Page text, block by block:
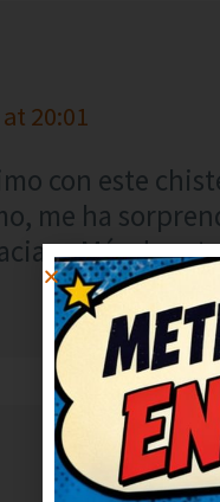
20:01
con este
me ha
¡Más de